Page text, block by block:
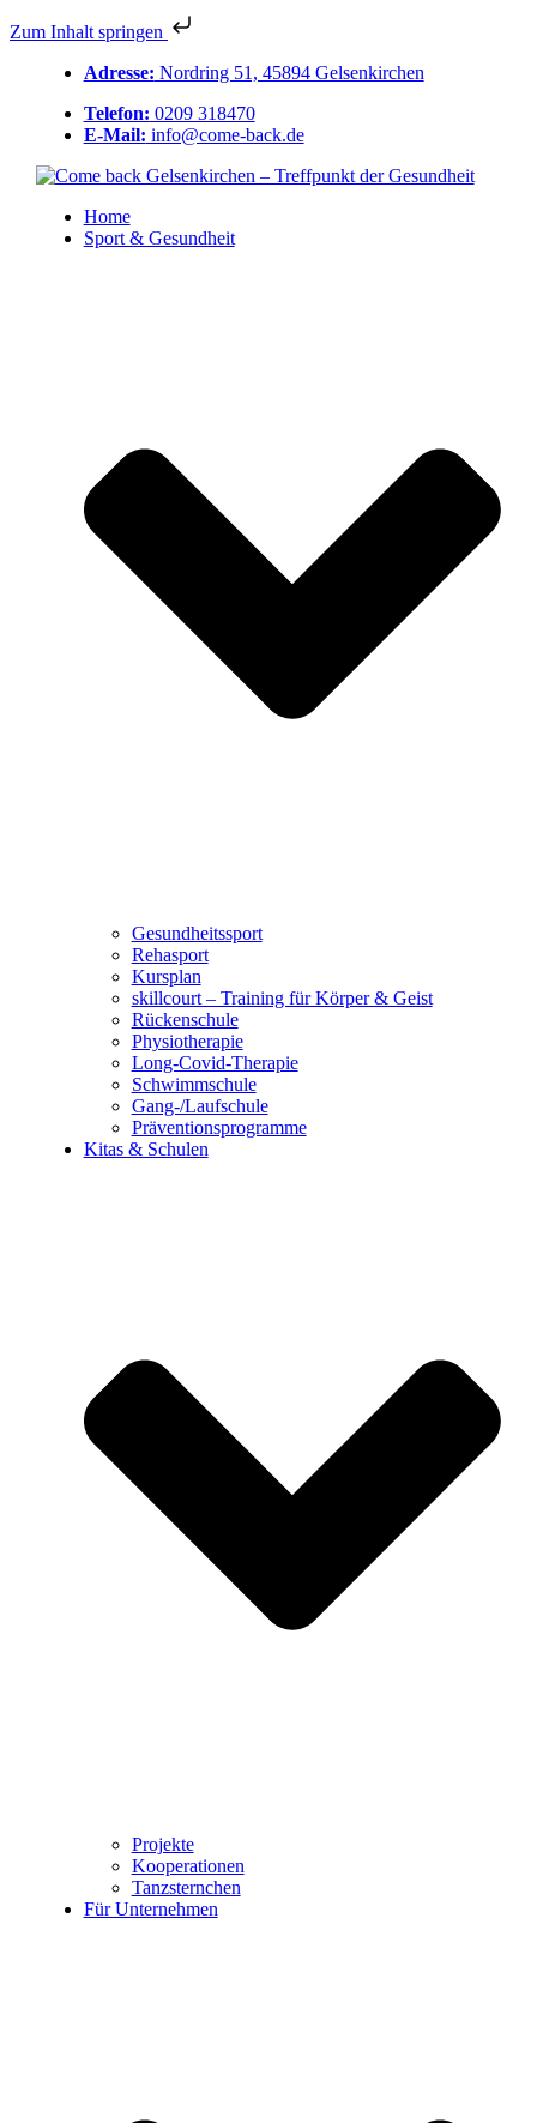
Zum Inhalt springen
Adresse: Nordring 51, 45894 Gelsenkirchen
Telefon: 0209 318470
E-Mail: info@come-back.de
Home
Sport & Gesundheit
Gesundheitssport
Rehasport
Kursplan
skillcourt – Training für Körper & Geist
Rückenschule
Physiotherapie
Long-Covid-Therapie
Schwimmschule
Gang-/Laufschule
Präventionsprogramme
Kitas & Schulen
Projekte
Kooperationen
Tanzsternchen
Für Unternehmen